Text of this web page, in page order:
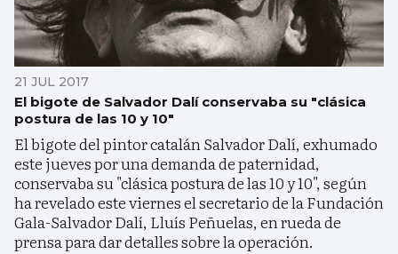
21 JUL 2017
El bigote de Salvador Dalí conservaba su "clásica
postura de las 10 y 10"
El bigote del pintor catalán Salvador Dalí, exhumado
este jueves por una demanda de paternidad,
conservaba su "clásica postura de las 10 y 10", según
ha revelado este viernes el secretario de la Fundación
Gala-Salvador Dalí, Lluís Peñuelas, en rueda de
prensa para dar detalles sobre la operación.